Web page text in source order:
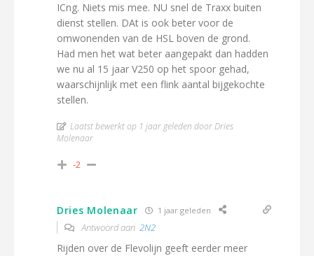
ICng. Niets mis mee. NU snel de Traxx buiten
dienst stellen. DAt is ook beter voor de
omwonenden van de HSL boven de grond.
Had men het wat beter aangepakt dan hadden
we nu al 15 jaar V250 op het spoor gehad,
waarschijnlijk met een flink aantal bijgekochte
stellen.
Laatst bewerkt op 1 jaar geleden door Dries
Molenaar
-2
Dries Molenaar 1 jaar geleden
Antwoord aan 2N2
Rijden over de Flevolijn geeft eerder meer